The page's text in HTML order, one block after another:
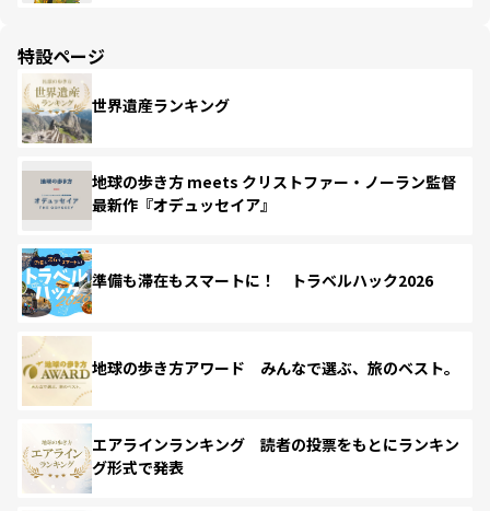
特設ページ
世界遺産ランキング
地球の歩き方 meets クリストファー・ノーラン監督
最新作『オデュッセイア』
準備も滞在もスマートに！ トラベルハック2026
地球の歩き方アワード みんなで選ぶ、旅のベスト。
エアラインランキング 読者の投票をもとにランキン
グ形式で発表